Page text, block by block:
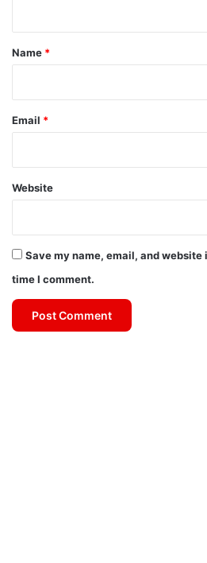
*
Name *
Email *
Website
Save my name, email, and
time I comment.